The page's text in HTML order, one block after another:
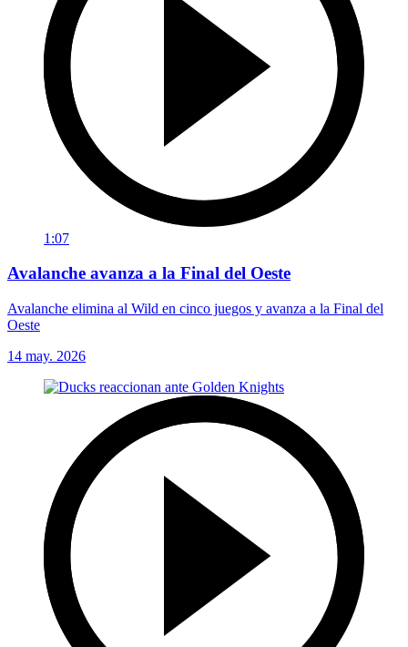
1:07
Avalanche avanza a la Final del Oeste
Avalanche elimina al Wild en cinco juegos y avanza a la Final del
Oeste
14 may. 2026